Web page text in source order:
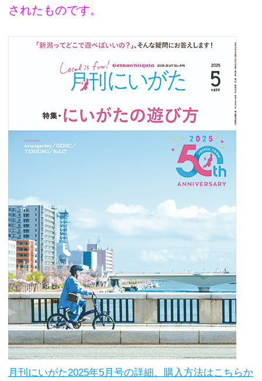
されたものです。
月刊にいがた2025年5月号の詳細、購入方法はこちらか